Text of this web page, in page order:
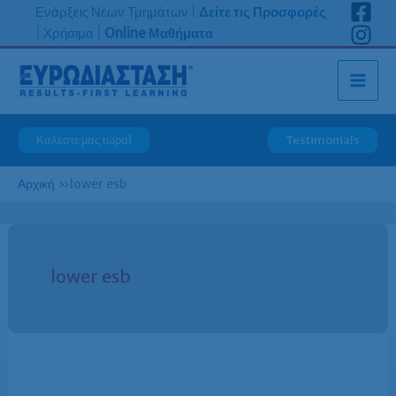
Μετάβαση
περιεχόμενο
Ενάρξεις Νέων Τμημάτων
Δείτε τις Προσφορές
Χρήσιμα Online Μαθήματα
Καλέστε μας τώρα! Testimonials
Αρχική »lower esb
lower esb